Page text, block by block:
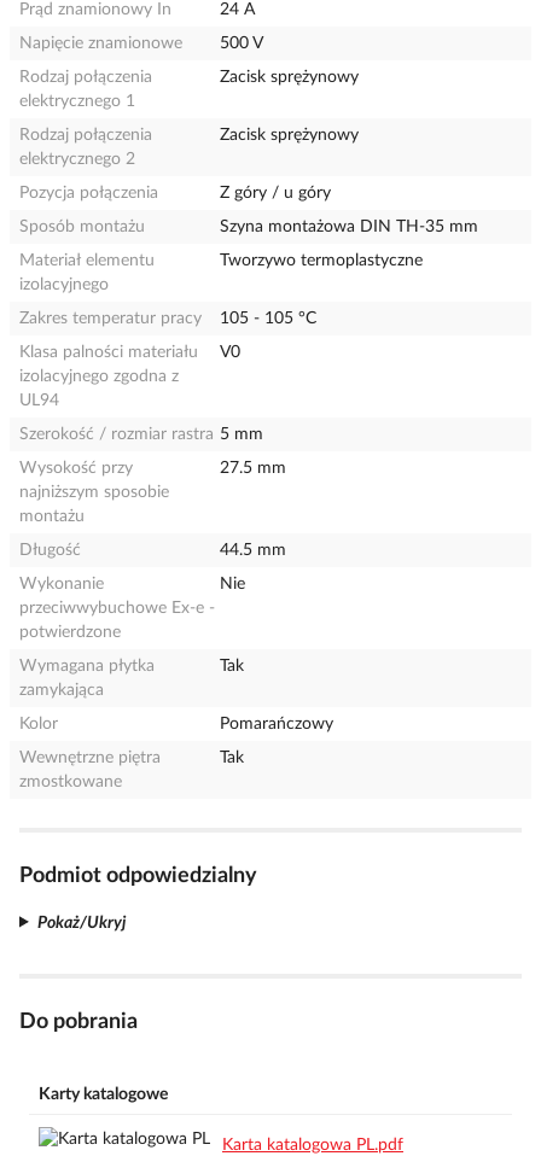
Prąd znamionowy In
24 A
Napięcie znamionowe
500 V
Rodzaj połączenia
elektrycznego 1
Zacisk sprężynowy
Rodzaj połączenia
elektrycznego 2
Zacisk sprężynowy
Pozycja połączenia
Z góry / u góry
Sposób montażu
Szyna montażowa DIN TH-35 mm
Materiał elementu
izolacyjnego
Tworzywo termoplastyczne
Zakres temperatur pracy
105 - 105 °C
Klasa palności materiału
izolacyjnego zgodna z
UL94
V0
Szerokość / rozmiar rastra 5 mm
Wysokość przy
najniższym sposobie
montażu
27.5 mm
Długość
44.5 mm
Wykonanie
przeciwwybuchowe Ex-e -
potwierdzone
Nie
Wymagana płytka
zamykająca
Tak
Kolor
Pomarańczowy
Wewnętrzne piętra
zmostkowane
Tak
Podmiot odpowiedzialny
Pokaż/Ukryj
Do pobrania
Karty katalogowe
Karta katalogowa PL.pdf